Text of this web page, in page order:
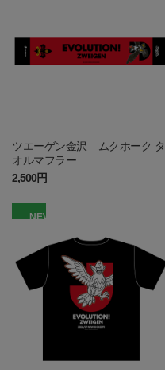
ツエーゲン金沢 ムクホーク タ
オルマフラー
2,500円
NEW